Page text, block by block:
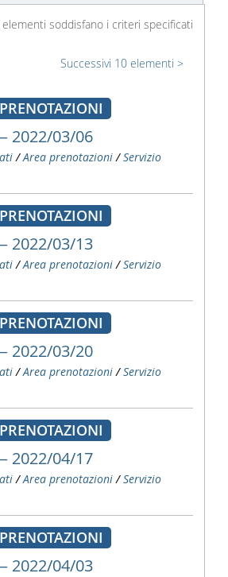
elementi soddisfano i criteri specificati
Successivi 10 elementi
2022/03/06
/Area prenotazioni /Servizio
2022/03/13
/Area prenotazioni /Servizio
2022/03/20
/Area prenotazioni /Servizio
2022/04/17
/Area prenotazioni /Servizio
2022/04/03